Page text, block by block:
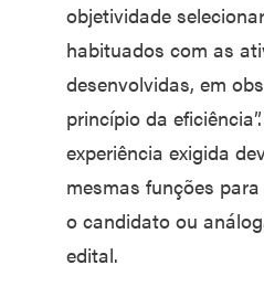
objetividade
habituados com as
desenvolvidas, em
princípio da
experiência exigida
mesmas funções
o candidato ou
edital.